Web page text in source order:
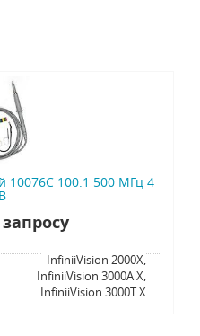
10076C 100:1 500 МГц 4
InfiniiVision 2000X,
InfiniiVision 3000A X,
InfiniiVision 3000T X